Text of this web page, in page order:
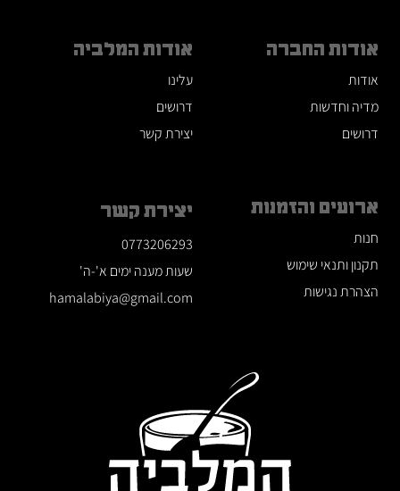
אודות החברה
אודות
מדיה וחדשות
דרושים
ארועים והזמנות
חנות
תקנון ותנאי שימוש
הצהרת נגישות
אודות המלביה
עלינו
דרושים
יצירת קשר
יצירת קשר
0773206293
שעות מענה ימים א'-ה'
hamalabiya@gmail.com